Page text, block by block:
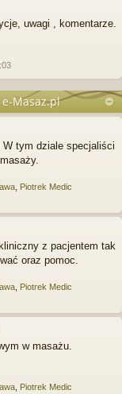
uwagi , komentarze.
Masaz.pl
tym dziale specjaliści
Piotrek Medic
z pacjentem tak
oraz pomoc.
Piotrek Medic
w masażu.
Piotrek Medic